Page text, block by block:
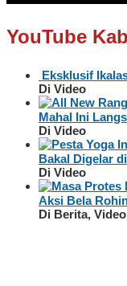
YouTube
Eksklusif
Di Video
Mahal Ini
Di Video
Bakal Digelar
Di Video
Aksi Bela
Di Berita, Video